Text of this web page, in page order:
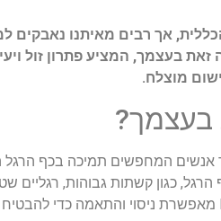
אך רבים מאיתנו
בעצמך, המציע פתרון זול
מוצלח.
בעצמך?
אנשים המחפשים תמיכה בכף הרגל
כגון קשתות גבוהות, רגליים